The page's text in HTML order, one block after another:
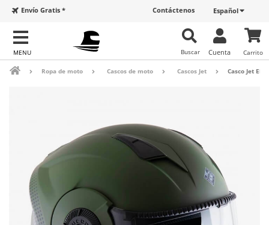
Español
Contáctenos
Envío Gratis *
Carrito
Cuenta
Buscar
Ropa de moto Cascos de moto Cascos Jet Casco Jet